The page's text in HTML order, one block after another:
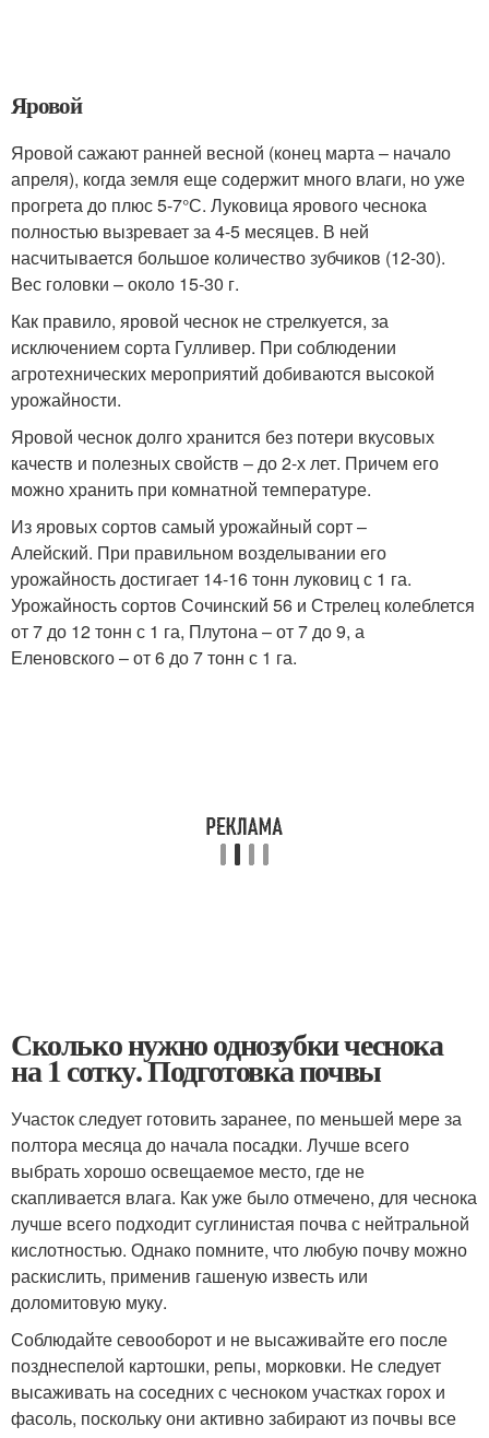
Яровой
Яровой сажают ранней весной (конец марта – начало
апреля), когда земля еще содержит много влаги, но уже
прогрета до плюс 5-7°С. Луковица ярового чеснока
полностью вызревает за 4-5 месяцев. В ней
насчитывается большое количество зубчиков (12-30).
Вес головки – около 15-30 г.
Как правило, яровой чеснок не стрелкуется, за
исключением сорта Гулливер. При соблюдении
агротехнических мероприятий добиваются высокой
урожайности.
Яровой чеснок долго хранится без потери вкусовых
качеств и полезных свойств – до 2-х лет. Причем его
можно хранить при комнатной температуре.
Из яровых сортов самый урожайный сорт –
Алейский. При правильном возделывании его
урожайность достигает 14-16 тонн луковиц с 1 га.
Урожайность сортов Сочинский 56 и Стрелец колеблется
от 7 до 12 тонн с 1 га, Плутона – от 7 до 9, а
Еленовского – от 6 до 7 тонн с 1 га.
Сколько нужно однозубки чеснока
на 1 сотку. Подготовка почвы
Участок следует готовить заранее, по меньшей мере за
полтора месяца до начала посадки. Лучше всего
выбрать хорошо освещаемое место, где не
скапливается влага. Как уже было отмечено, для чеснока
лучше всего подходит суглинистая почва с нейтральной
кислотностью. Однако помните, что любую почву можно
раскислить, применив гашеную известь или
доломитовую муку.
Соблюдайте севооборот и не высаживайте его после
позднеспелой картошки, репы, морковки. Не следует
высаживать на соседних с чесноком участках горох и
фасоль, поскольку они активно забирают из почвы все